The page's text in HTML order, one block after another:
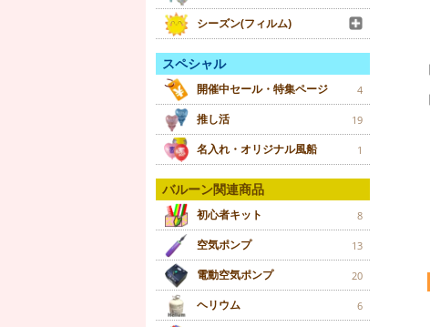
シーズン(フィルム)
スペシャル
開催中セール・特集ページ 4
推し活 19
名入れ・オリジナル風船 1
バルーン関連商品
初心者キット 8
空気ポンプ 13
電動空気ポンプ 20
ヘリウム 6